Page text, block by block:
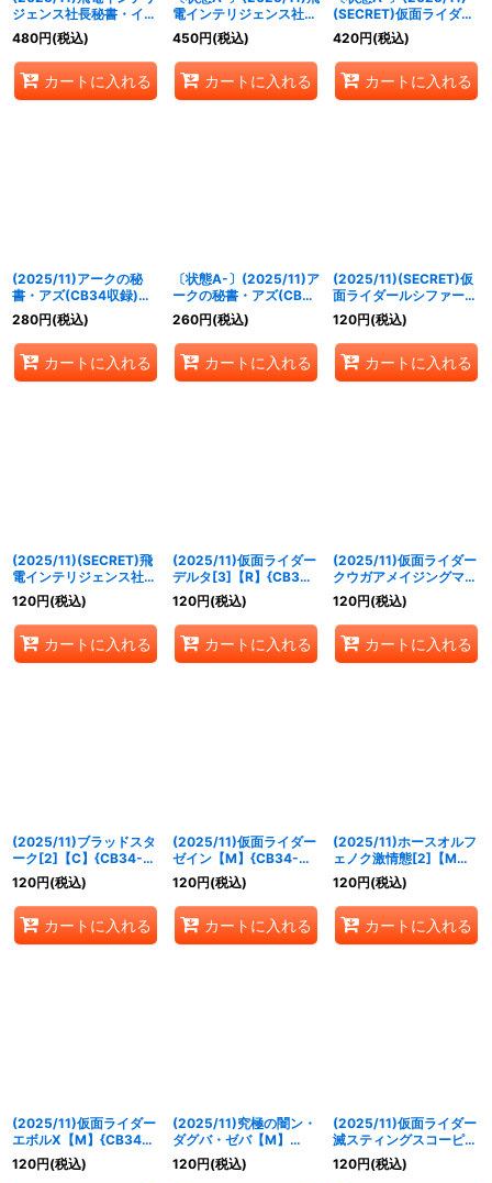
ジェンス社長秘書・イズ
【CP】{CB34-CP07}
《緑》
480円(税込)
カートに入れる
電インテリジェンス社長
秘書・イズ【CP】
{CB34-CP07}《緑》
450円(税込)
カートに入れる
(SECRET)仮面ライダー
ゼイン【M-SEC】
{CB34-025}《紫》
420円(税込)
カートに入れる
(2025/11)アークの秘
書・アズ(CB34収録)
【X】{CB17-X06}
《紫》
280円(税込)
カートに入れる
〔状態A-〕(2025/11)ア
ークの秘書・アズ(CB34
収録)【X】{CB17-X06}
《紫》
260円(税込)
カートに入れる
(2025/11)(SECRET)仮
面ライダールシファー
[2]【R-SEC】{CB34-
026}《紫》
120円(税込)
カートに入れる
(2025/11)(SECRET)飛
電インテリジェンス社長
秘書・イズ【CP-SEC】
{CB34-CP07}《緑》
120円(税込)
カートに入れる
(2025/11)仮面ライダー
デルタ[3]【R】{CB34-
002}《赤》
120円(税込)
カートに入れる
(2025/11)仮面ライダー
クウガアメイジングマイ
ティ[3]【M】{CB34-
013}《赤》
120円(税込)
カートに入れる
(2025/11)ブラッドスタ
ーク[2]【C】{CB34-
016}《紫》
120円(税込)
カートに入れる
(2025/11)仮面ライダー
ゼイン【M】{CB34-
025}《紫》
120円(税込)
カートに入れる
(2025/11)ホースオルフ
ェノク激情態[2]【M】
{CB34-028}《多》
120円(税込)
カートに入れる
(2025/11)仮面ライダー
エボルX【M】{CB34-
029}《紫》
120円(税込)
(2025/11)究極の闇ン・
ダグバ・ゼバ【M】
{CB34-030}《紫》
120円(税込)
(2025/11)仮面ライダー
滅スティングスコーピオ
ン[3]【M】{CB34-
039}《多》
120円(税込)